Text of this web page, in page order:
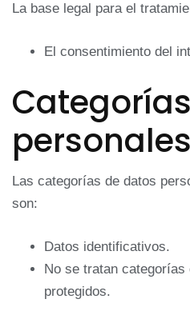
La base legal para el
El consentimiento del
personales
Las categorías de datos
son:
Datos identificativos.
No se tratan
protegidos.